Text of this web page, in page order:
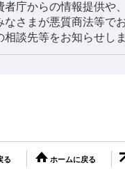
者庁からの情報提供や
なさまが悪質商法等で
相談先等をお知らせしま
る ホームに戻る